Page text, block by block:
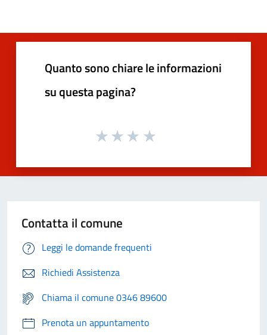
Quanto sono chiare le informazioni
su questa pagina?
Contatta il comune
Leggi le domande frequenti
Richiedi Assistenza
Chiama il comune 0346 89600
Prenota un appuntamento